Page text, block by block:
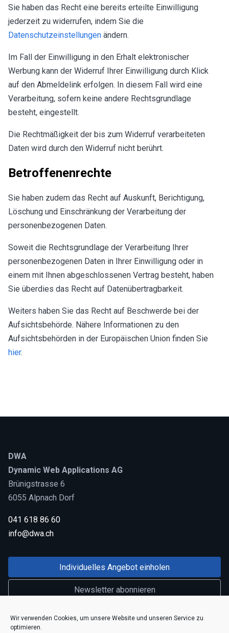
Wir verwenden Cookies, um unsere Website und unseren Service zu
optimieren.
Sie haben das Recht eine bereits erteilte Einwilligung
jederzeit zu widerrufen, indem Sie die
Datenschutzeinstellungen ändern.
Im Fall der Einwilligung in den Erhalt elektronischer
Werbung kann der Widerruf Ihrer Einwilligung durch Klick
auf den Abmeldelink erfolgen. In diesem Fall wird eine
Verarbeitung, sofern keine andere Rechtsgrundlage
besteht, eingestellt.
Die Rechtmäßigkeit der bis zum Widerruf verarbeiteten
Daten wird durch den Widerruf nicht berührt.
Betroffenenrechte
Sie haben zudem das Recht auf Auskunft, Berichtigung,
Löschung und Einschränkung der Verarbeitung der
personenbezogenen Daten.
Soweit die Rechtsgrundlage der Verarbeitung Ihrer
personenbezogenen Daten in Ihrer Einwilligung oder in
einem mit Ihnen abgeschlossenen Vertrag besteht, haben
Sie überdies das Recht auf Datenübertragbarkeit.
Weiters haben Sie das Recht auf Beschwerde bei der
Aufsichtsbehörde. Nähere Informationen zu den
Aufsichtsbehörden in der Europäischen Union finden Sie
hier.
DWA
Dynamic Web Applications AG
Brünigstrasse 6
6055 Alpnach Dorf
041 618 86 60
info@dwa.ch
Individuelles Angebot einholen
Newsletter abonnieren